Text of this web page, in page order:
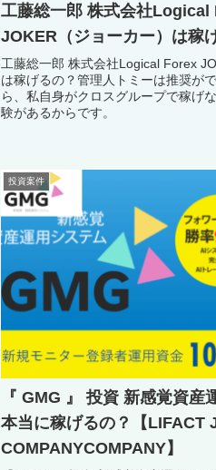
工藤総一郎 株式会社Logical
JOKER（ジョーカー）は稼
工藤総一郎 株式会社Logical Forex
は稼げるの？管理人トミーは推奨が
ら、私自身がクロスグループで稼げ
験があるからです。
投資案件
『 GMG 』 投資 新感覚資産
本当に稼げるの？【LIFACT
COMPANYCOMPANY】